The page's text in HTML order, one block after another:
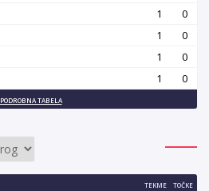
1
0
1
0
1
0
1 0
PODROBNA TABELA
TEKME TOČKE